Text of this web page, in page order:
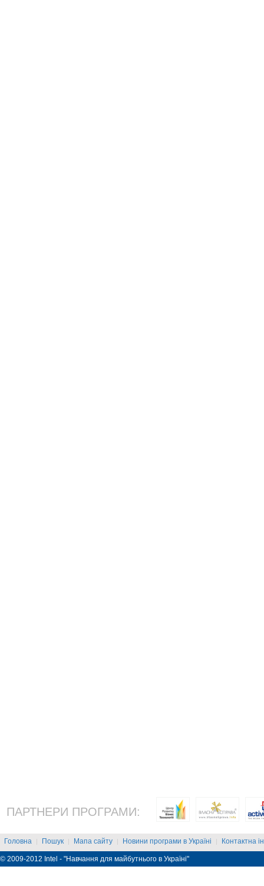
ПАРТНЕРИ ПРОГРАМИ:
Головна | Пошук | Мапа сайту | Новини програми в Україні | Контактна
© 2009-2012 Intel - "Навчання для майбутнього в Україні"